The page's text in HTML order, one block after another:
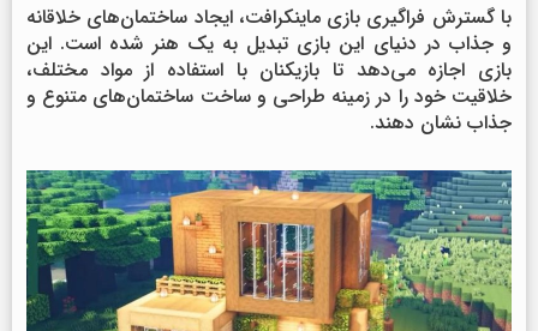
با گسترش فراگیری بازی ماینکرافت، ایجاد ساختمان‌های خلاقانه
و جذاب در دنیای این بازی تبدیل به یک هنر شده است. این
بازی اجازه می‌دهد تا بازیکنان با استفاده از مواد مختلف،
خلاقیت خود را در زمینه طراحی و ساخت ساختمان‌های متنوع و
جذاب نشان دهند.